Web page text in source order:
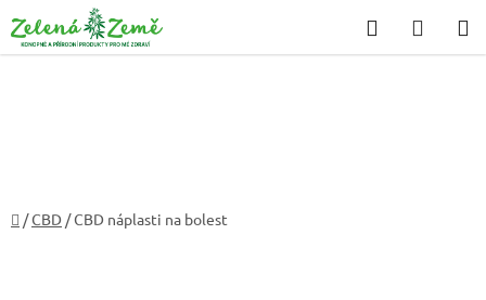
na
obsah
Hledat
KOŠÍK
Domů
/CBD /CBD náplasti na bolest